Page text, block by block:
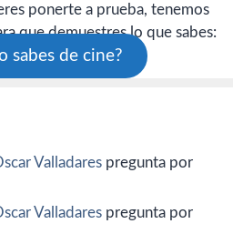
ponerte a prueba, tenemos
que demuestres lo que sabes:
sabes de cine?
Valladares pregunta por
Valladares pregunta por